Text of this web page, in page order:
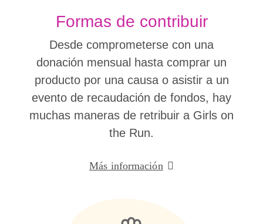
Formas de contribuir
Desde comprometerse con una
donación mensual hasta comprar un
producto por una causa o asistir a un
evento de recaudación de fondos, hay
muchas maneras de retribuir a Girls on
the Run.
Más información